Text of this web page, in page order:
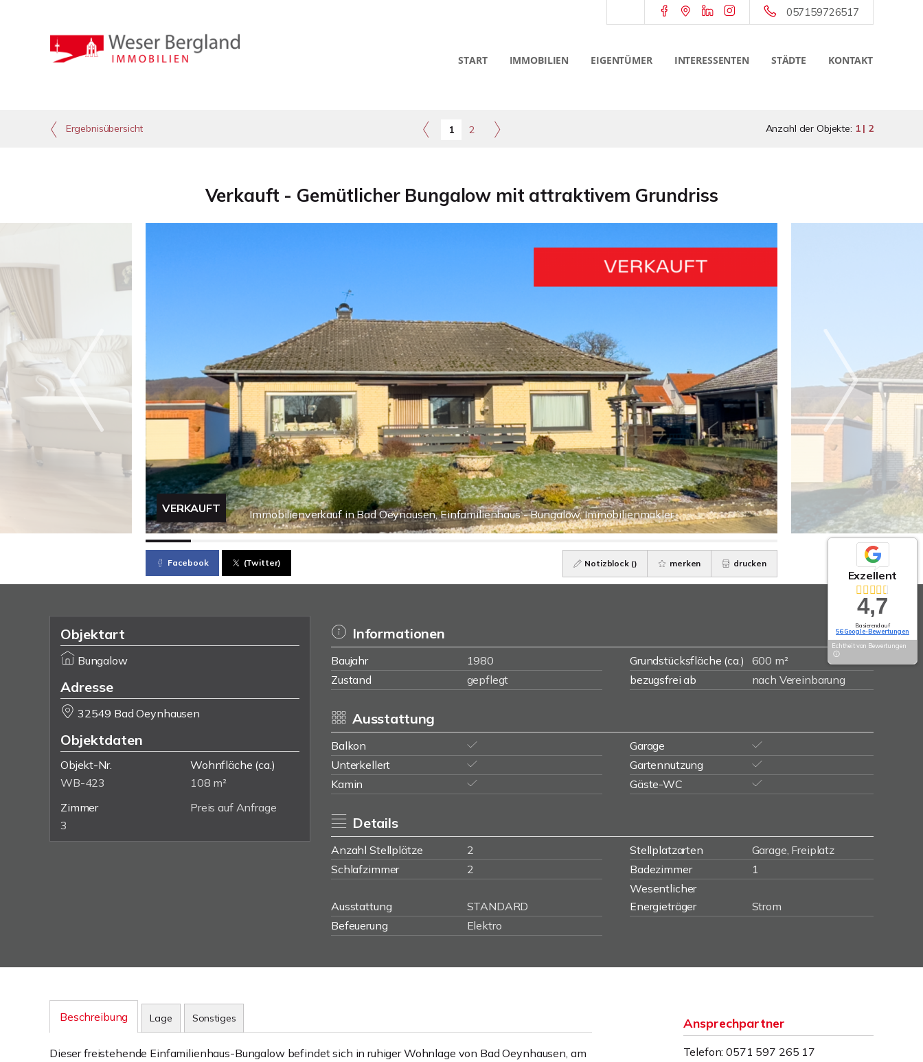
057159726517
START IMMOBILIEN EIGENTÜMER INTERESSENTEN STÄDTE KONTAKT
Ergebnisübersicht 1 2 Anzahl der Objekte: 1 | 2
Verkauft - Gemütlicher Bungalow mit attraktivem Grundriss
Immobilienverkauf in Bad Oeynausen, Einfamilienhaus - Bungalow, Immobilienmakler
VERKAUFT
Facebook (Twitter) Notizblock () merken drucken
Objektart
Bungalow
Adresse
32549 Bad Oeynhausen
Objektdaten
Objekt-Nr.
WB-423
Wohnfläche (ca.)
108 m²
Zimmer
3
Preis auf Anfrage
Informationen
Baujahr 1980 Grundstücksfläche (ca.)
600 m²
Zustand
gepflegt bezugsfrei ab nach Vereinbarung
Ausstattung
Balkon
Garage
Unterkellert
Gartennutzung
Kamin
Gäste-WC
Details
Anzahl Stellplätze 2 Stellplatzarten
Garage, Freiplatz
Schlafzimmer
2 Badezimmer 1
Ausstattung STANDARD
Wesentlicher
Energieträger
Strom
Befeuerung
Elektro
Beschreibung Lage Sonstiges
Dieser freistehende Einfamilienhaus-Bungalow befindet sich in ruhiger Wohnlage von Bad Oeynhausen, am
Ansprechpartner
Telefon: 0571 597 265 17
Exzellent
4,7
Basierend auf
56 Google-Bewertungen
Echtheit von Bewertungen